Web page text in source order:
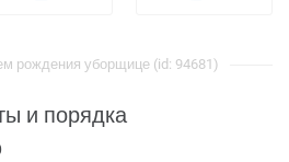
рождения уборщице (id: 94681)
и порядка